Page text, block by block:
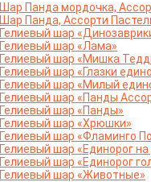
Шар Панда мордочка,
Шар Панда, Ассорти
Гелиевый шар
Гелиевый шар «Лама»
Гелиевый шар «Мишка
Гелиевый шар «Глазки
Гелиевый шар «Милый
Гелиевый шар «Панды
Гелиевый шар «Панды»
Гелиевый шар «Хрюшки»
Гелиевый шар «Фламинго
Гелиевый шар «Единорог
Гелиевый шар «Единорог
Гелиевый шар «Животные»